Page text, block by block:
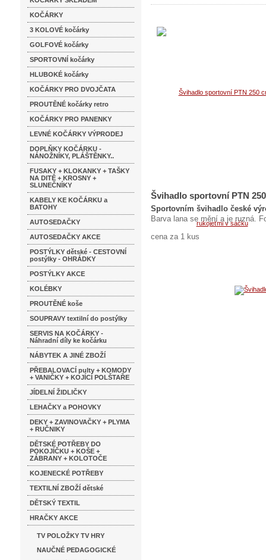
KOČÁRKY
3 KOLOVÉ kočárky
GOLFOVÉ kočárky
SPORTOVNÍ kočárky
HLUBOKÉ kočárky
KOČÁRKY PRO DVOJČATA
PROUTĚNÉ kočárky retro
KOČÁRKY PRO PANENKY
LEVNÉ KOČÁRKY VÝPRODEJ
DOPLŇKY KOČÁRKU -
NÁNOŽNÍKY, PLÁŠTĚNKY..
FUSAKY + KLOKANKY + TAŠKY
NA DITĚ + KROSNY +
SLUNEČNÍKY
KABELY KE KOČÁRKU a
BATOHY
AUTOSEDAČKY
AUTOSEDAČKY AKCE
POSTÝLKY dětské - CESTOVNÍ
postýlky - OHRÁDKY
POSTÝLKY AKCE
KOLÉBKY
PROUTĚNÉ koše
SOUPRAVY textilní do postýlky
SERVIS NA KOČÁRKY -
Náhradní díly ke kočárku
NÁBYTEK A JINÉ ZBOŽÍ
PŘEBALOVACÍ pulty + KOMODY
+ VANIČKY + KOJÍCÍ POLŠTAŘE
JÍDELNÍ ŽIDLIČKY
LEHAČKY a POHOVKY
DEKY + ZAVINOVAČKY + PLYMA
+ RUČNIKY
DĚTSKÉ POTŘEBY DO
POKOJÍČKU + KOŠE +
ZÁBRANY + KOLOTOČE
KOJENECKÉ POTŘEBY
TEXTILNÍ ZBOŽÍ dětské
DĚTSKÝ TEXTIL
HRAČKY AKCE
TV POLOŽKY TV HRY
NAUČNÉ PEDAGOGICKÉ
Švihadlo sportovní PTN
Sportovním švihadlo české
Barva lana se mění a je ruzná.
cena za 1 kus